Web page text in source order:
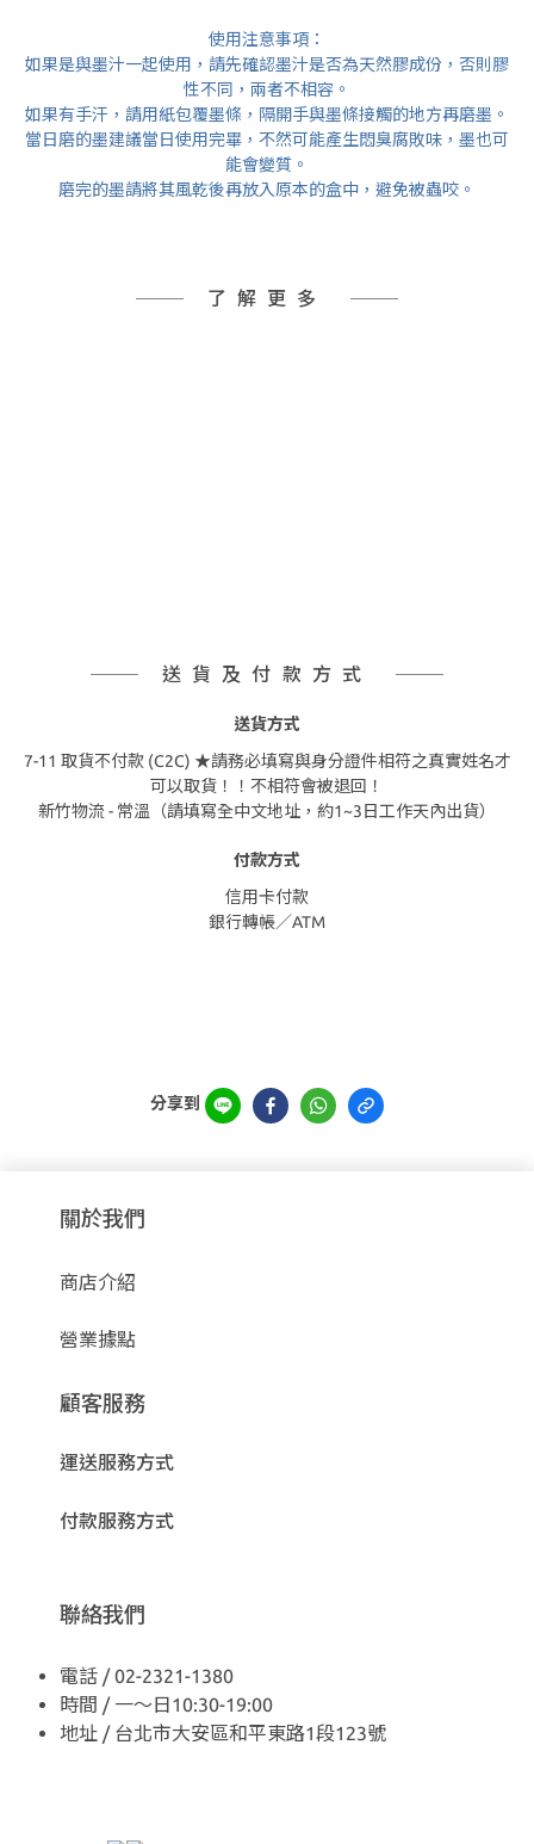
使用注意事項：
如果是與墨汁一起使用，請先確認墨汁是否為天然膠成份，否則膠
性不同，兩者不相容。
如果有手汗，請用紙包覆墨條，隔開手與墨條接觸的地方再磨墨。
當日磨的墨建議當日使用完畢，不然可能產生悶臭腐敗味，墨也可
能會變質。
磨完的墨請將其風乾後再放入原本的盒中，避免被蟲咬。
了解更多
送貨及付款方式
送貨方式
7-11 取貨不付款 (C2C) ★請務必填寫與身分證件相符之真實姓名才
可以取貨！！不相符會被退回！
新竹物流 - 常溫（請填寫全中文地址，約1~3日工作天內出貨）
付款方式
信用卡付款
銀行轉帳／ATM
分享到
關於我們
商店介紹
營業據點
顧客服務
運送服務方式
付款服務方式
聯絡我們
電話 / 02-2321-1380
時間 / 一～日10:30-19:00
地址 / 台北市大安區和平東路1段123號